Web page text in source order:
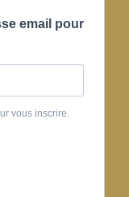
email pour
vous inscrire.